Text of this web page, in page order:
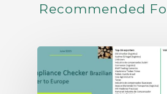
Recommended